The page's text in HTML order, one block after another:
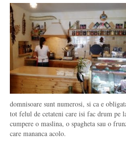
domnisoare sunt numerosi, si ca e
tot felul de cetateni care isi fac drum pe
cumpere o maslina, o spagheta sau o
care mananca acolo.